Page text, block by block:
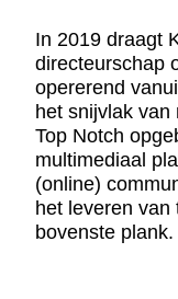
In 2019 draagt
directeurschap
opererend
het snijvlak
Top Notch
multimediaal
(online)
het leveren
bovenste plank.